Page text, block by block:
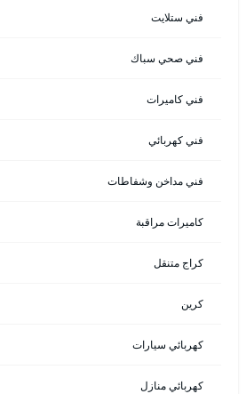
فني ستلايت
فني صحي سباك
فني كاميرات
فني كهربائي
فني مداخن وشفاطات
كاميرات مراقبة
كراج متنقل
كرين
كهربائي سيارات
كهربائي منازل